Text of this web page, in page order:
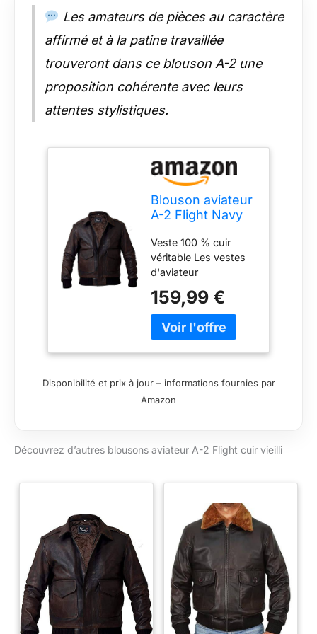
Les amateurs de pièces au caractère
affirmé et à la patine travaillée
trouveront dans ce blouson A-2 une
proposition cohérente avec leurs
attentes stylistiques.
Blouson aviateur
A-2 Flight Navy
vieilli pour
homme, marron,
M
Veste 100 % cuir
véritable Les vestes
d'aviateur
poches sur le devant
qui vous donnent
une sensation de
pendant la marche et
deux poches
élégant aviateur de
ravira votre
en haut. Cette veste
en cuir pour homme
se compose de
doublure : polister,
col : poches : deux
poches avant Veste
chaude en cuir pour
homme avec
fermeture éclair YKK
159,99 €
Disponibilité et prix à jour – informations fournies par
Amazon
Découvrez d’autres blousons aviateur A-2 Flight cuir vieilli